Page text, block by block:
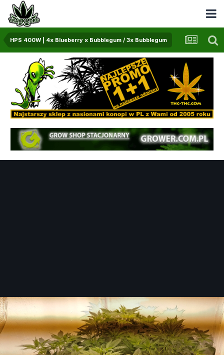
HPS 400W | 4x Blueberry x Bubblegum / 3x Bubblegum